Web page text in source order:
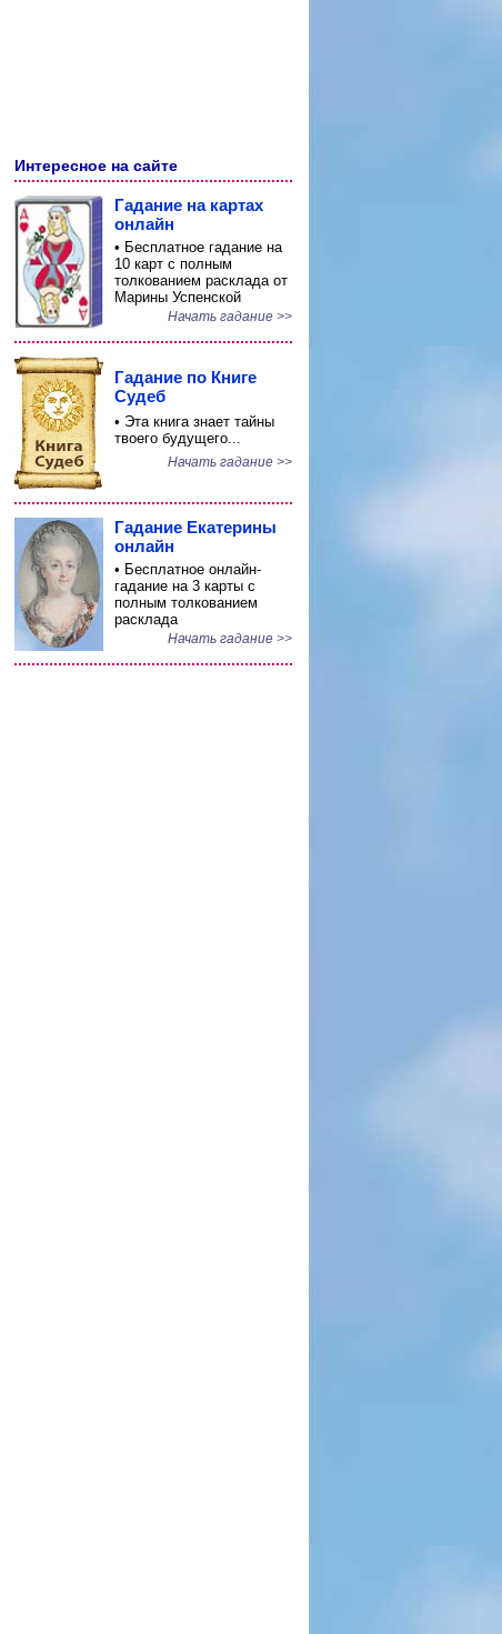
Интересное на сайте
Гадание на картах
онлайн
• Бесплатное гадание на
10 карт с полным
толкованием расклада от
Марины Успенской
Начать гадание >>
Гадание по Книге
Судеб
• Эта книга знает тайны
твоего будущего...
Начать гадание >>
Гадание Екатерины
онлайн
• Бесплатное онлайн-
гадание на 3 карты с
полным толкованием
расклада
Начать гадание >>